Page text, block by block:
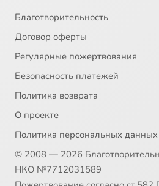
Благотворительность
Договор оферты
Регулярные пожертвования
Безопасность платежей
Политика возврата
О проекте
Политика персональных данных
© 2008 — 2026
НКО №7712031589